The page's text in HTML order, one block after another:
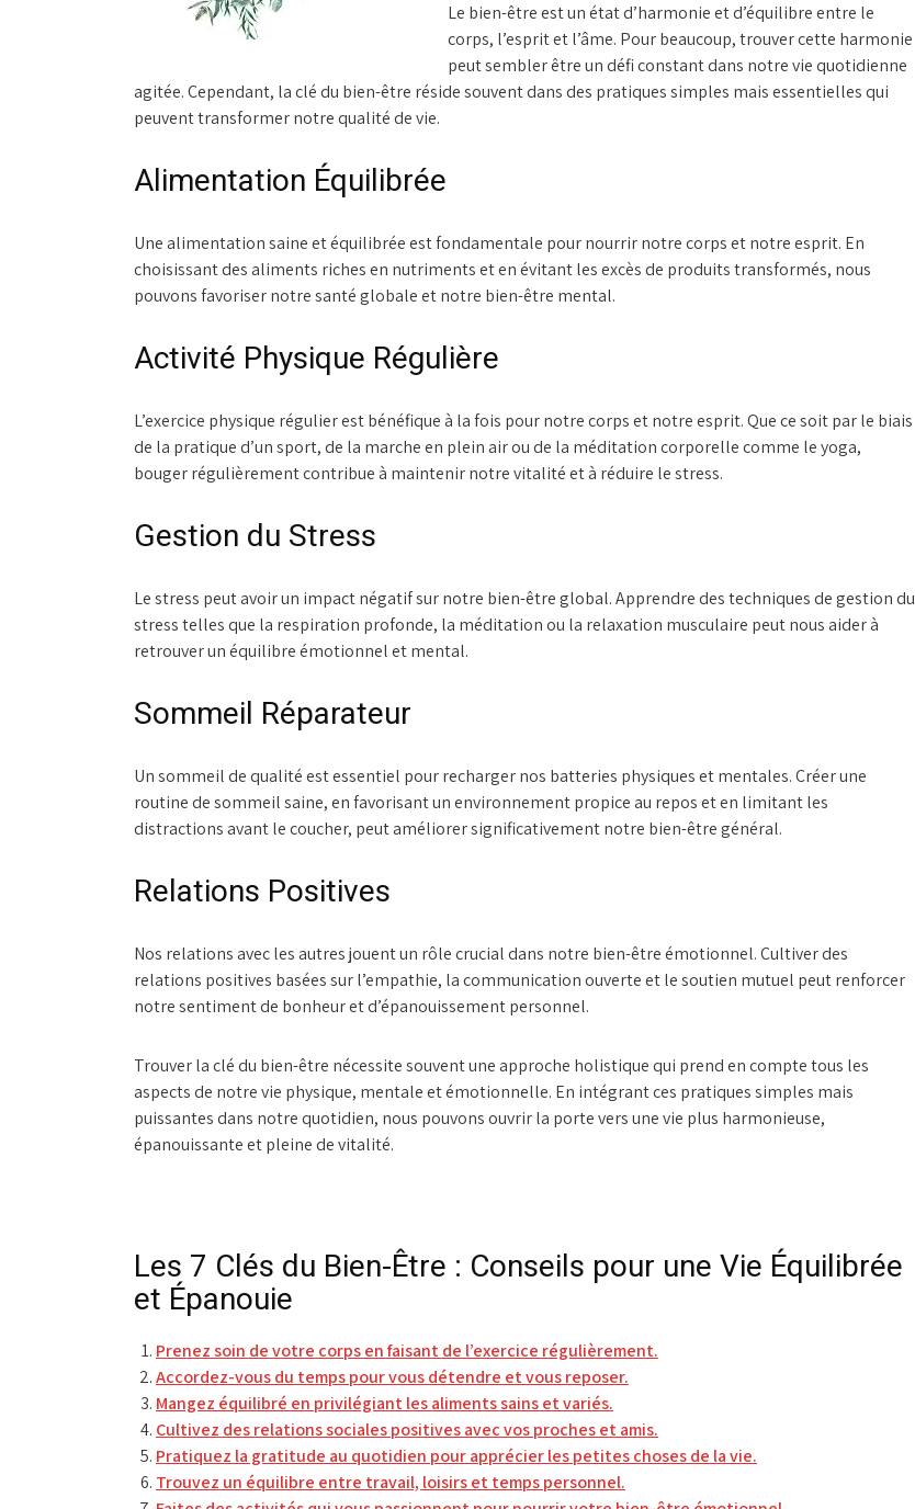
Le bien-être est un état d’harmonie et d’équilibre entre le
corps, l’esprit et l’âme. Pour beaucoup, trouver cette harmonie
peut sembler être un défi constant dans notre vie quotidienne
agitée. Cependant, la clé du bien-être réside souvent dans des pratiques simples mais essentielles qui
peuvent transformer notre qualité de vie.
Alimentation Équilibrée
Une alimentation saine et équilibrée est fondamentale pour nourrir notre corps et notre esprit. En
choisissant des aliments riches en nutriments et en évitant les excès de produits transformés, nous
pouvons favoriser notre santé globale et notre bien-être mental.
Activité Physique Régulière
L’exercice physique régulier est bénéfique à la fois pour notre corps et notre esprit. Que ce soit par le biais
de la pratique d’un sport, de la marche en plein air ou de la méditation corporelle comme le yoga,
bouger régulièrement contribue à maintenir notre vitalité et à réduire le stress.
Gestion du Stress
Le stress peut avoir un impact négatif sur notre bien-être global. Apprendre des techniques de gestion du
stress telles que la respiration profonde, la méditation ou la relaxation musculaire peut nous aider à
retrouver un équilibre émotionnel et mental.
Sommeil Réparateur
Un sommeil de qualité est essentiel pour recharger nos batteries physiques et mentales. Créer une
routine de sommeil saine, en favorisant un environnement propice au repos et en limitant les
distractions avant le coucher, peut améliorer significativement notre bien-être général.
Relations Positives
Nos relations avec les autres jouent un rôle crucial dans notre bien-être émotionnel. Cultiver des
relations positives basées sur l’empathie, la communication ouverte et le soutien mutuel peut renforcer
notre sentiment de bonheur et d’épanouissement personnel.
Trouver la clé du bien-être nécessite souvent une approche holistique qui prend en compte tous les
aspects de notre vie physique, mentale et émotionnelle. En intégrant ces pratiques simples mais
puissantes dans notre quotidien, nous pouvons ouvrir la porte vers une vie plus harmonieuse,
épanouissante et pleine de vitalité.
Les 7 Clés du Bien-Être : Conseils pour une Vie Équilibrée
et Épanouie
Prenez soin de votre corps en faisant de l’exercice régulièrement.
Accordez-vous du temps pour vous détendre et vous reposer.
Mangez équilibré en privilégiant les aliments sains et variés.
Cultivez des relations sociales positives avec vos proches et amis.
Pratiquez la gratitude au quotidien pour apprécier les petites choses de la vie.
Trouvez un équilibre entre travail, loisirs et temps personnel.